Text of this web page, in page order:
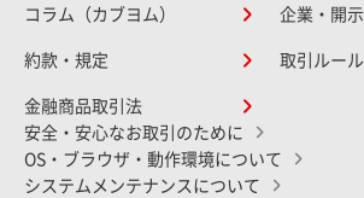
コラム（カブヨム） 企業・開
約款・規定 取引ルール
金融商品取引法
安全・安心なお取引のために
OS・ブラウザ・動作環境について
システムメンテナンスについて